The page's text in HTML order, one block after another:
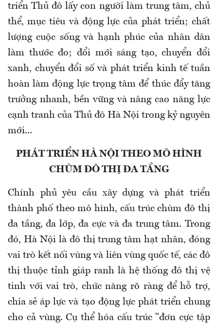
triển Thủ đô lấy con người làm trung tâm, chủ
thể, mục tiêu và động lực của phát triển; chất
lượng cuộc sống và hạnh phúc của nhân dân
làm thước đo; đổi mới sáng tạo, chuyển đổi
xanh, chuyển đổi số và phát triển kinh tế tuần
hoàn làm động lực trọng tâm để thúc đẩy tăng
trưởng nhanh, bền vững và nâng cao năng lực
cạnh tranh của Thủ đô Hà Nội trong kỷ nguyên
mới...
PHÁT TRIỂN HÀ NỘI THEO MÔ HÌNH
CHÙM ĐÔ THỊ ĐA TẦNG
Chính phủ yêu cầu xây dựng và phát triển
thành phố theo mô hình, cấu trúc chùm đô thị
đa tầng, đa lớp, đa cực và đa trung tâm. Trong
đó, Hà Nội là đô thị trung tâm hạt nhân, đóng
vai trò kết nối vùng và liên vùng quốc tế, các đô
thị thuộc tỉnh giáp ranh là hệ thống đô thị vệ
tinh với vai trò, chức năng rõ ràng để hỗ trợ,
chia sẻ áp lực và tạo động lực phát triển chung
cho cả vùng. Cụ thể hóa cấu trúc "đơn cực tập